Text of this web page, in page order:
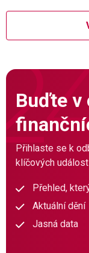
Buďte v
Přihlaste se k
klíčových
Přehled,
Aktuální dění
Jasná data